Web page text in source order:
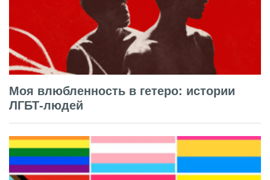
Моя влюбленность в гетеро: истории
ЛГБТ-людей